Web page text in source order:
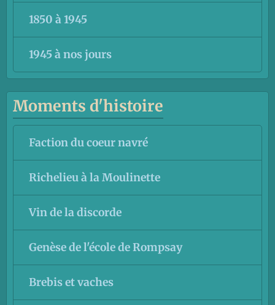
1850 à 1945
1945 à nos jours
Moments d'histoire
Faction du coeur navré
Richelieu à la Moulinette
Vin de la discorde
Genèse de l'école de Rompsay
Brebis et vaches